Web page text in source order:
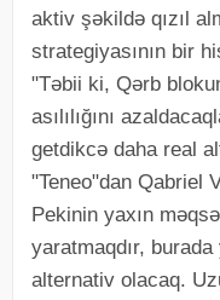
aktiv şəkildə qızıl
strategiyasının bir
"Təbii ki, Qərb
asılılığını
getdikcə daha real
"Teneo"dan Qabriel
Pekinin yaxın
yaratmaqdır, burada
alternativ olacaq.